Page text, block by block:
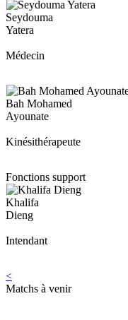
Seydouma
Yatera
Médecin
Bah Mohamed
Ayounate
Kinésithérapeute
Fonctions support
Khalifa
Dieng
Intendant
<
Matchs à venir